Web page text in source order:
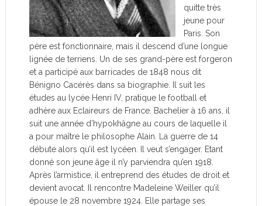
quitte très
jeune pour
Paris. Son
père est fonctionnaire, mais il descend d’une longue
lignée de terriens. Un de ses grand-père est forgeron
et a participé aux barricades de 1848 nous dit
Bénigno Cacérès dans sa biographie. Il suit les
études au lycée Henri IV, pratique le football et
adhère aux Eclaireurs de France. Bachelier à 16 ans, il
suit une année d’hypokhâgne au cours de laquelle il
a pour maître le philosophe Alain. La guerre de 14
débute alors qu’il est lycéen. Il veut s’engager. Etant
donné son jeune âge il n’y parviendra qu’en 1918.
Après l’armistice, il entreprend des études de droit et
devient avocat. Il rencontre Madeleine Weiller qu’il
épouse le 28 novembre 1924. Elle partage ses